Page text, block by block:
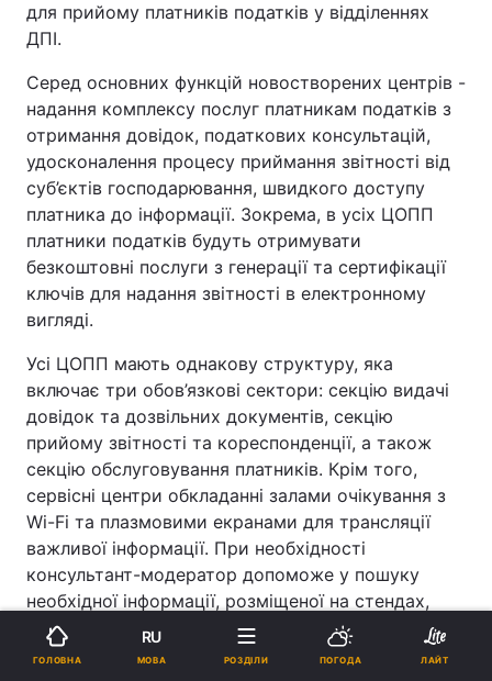
для прийому платників податків у відділеннях
ДПІ.
Серед основних функцій новостворених центрів -
надання комплексу послуг платникам податків з
отримання довідок, податкових консультацій,
удосконалення процесу приймання звітності від
суб’єктів господарювання, швидкого доступу
платника до інформації. Зокрема, в усіх ЦОПП
платники податків будуть отримувати
безкоштовні послуги з генерації та сертифікації
ключів для надання звітності в електронному
вигляді.
Усі ЦОПП мають однакову структуру, яка
включає три обов’язкові сектори: секцію видачі
довідок та дозвільних документів, секцію
прийому звітності та кореспонденції, а також
секцію обслуговування платників. Крім того,
сервісні центри обкладанні залами очікування з
Wi-Fi та плазмовими екранами для трансляції
важливої інформації. При необхідності
консультант-модератор допоможе у пошуку
необхідної інформації, розміщеної на стендах,
при заповненні документів.
В усіх ЦОПП обладнаний куточок платника
ГОЛОВНА
RU
МОВА РОЗДІЛИ ПОГОДА ЛАЙТ